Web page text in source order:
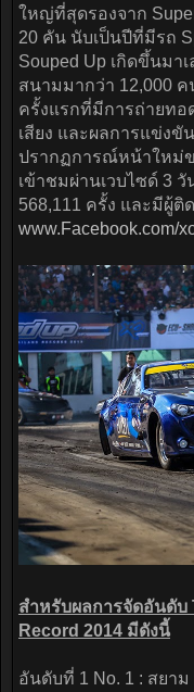
ใหญ่ที่สุดรองจาก
20 คัน นับเป็นปีที่มีรถ
Souped Up เกิดขึ้นมา
สนามมากว่า 12,000 ค
ครั้งแรกที่มีการถ่ายทอ
เสียง และผลการแข่งขั
ปรากฏการณ์หน้าใหม่ข
เข้าชมผ่านเวบไซด์ 3
568,111 ครั้ง และมีผู้
www.Facebook.com/
สำหรับผลการจัดอันดับ
Record 2014 มีดังนี้
อันดับที่ 1 No. 1 : สยา